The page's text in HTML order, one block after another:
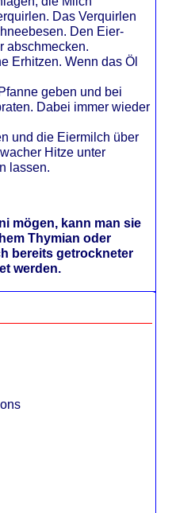
Das Verquirlen
Den Eier-
abschmecken.
Erhitzen. Wenn das Öl
geben und bei
Dabei immer wieder
und die Eiermilch über
Hitze unter
lassen.
mögen, kann man sie
Thymian oder
bereits getrockneter
werden.